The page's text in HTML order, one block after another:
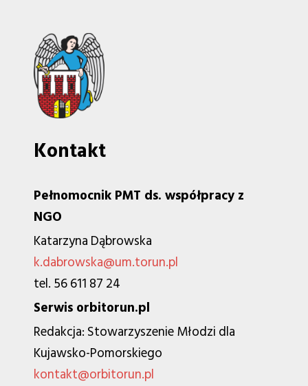
Kontakt
Pełnomocnik PMT ds. współpracy z
NGO
Katarzyna Dąbrowska
k.dabrowska@um.torun.pl
tel. 56 611 87 24
Serwis orbitorun.pl
Redakcja: Stowarzyszenie Młodzi dla
Kujawsko-Pomorskiego
kontakt@orbitorun.pl